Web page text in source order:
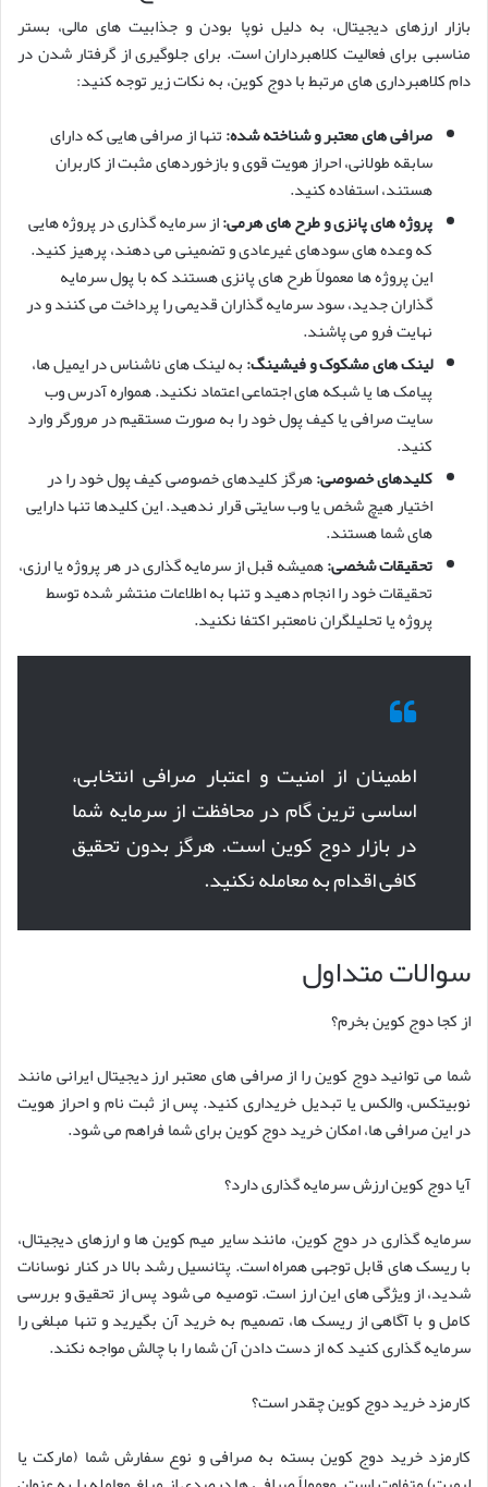
بازار ارزهای دیجیتال، به دلیل نوپا بودن و جذابیت های مالی، بستر
مناسبی برای فعالیت کلاهبرداران است. برای جلوگیری از گرفتار شدن در
دام کلاهبرداری های مرتبط با دوج کوین، به نکات زیر توجه کنید:
صرافی های معتبر و شناخته شده:تنها از صرافی هایی که دارای
سابقه طولانی، احراز هویت قوی و بازخوردهای مثبت از کاربران
هستند، استفاده کنید.
پروژه های پانزی و طرح های هرمی:از سرمایه گذاری در پروژه هایی
که وعده های سودهای غیرعادی و تضمینی می دهند، پرهیز کنید.
این پروژه ها معمولاً طرح های پانزی هستند که با پول سرمایه
گذاران جدید، سود سرمایه گذاران قدیمی را پرداخت می کنند و در
نهایت فرو می پاشند.
لینک های مشکوک و فیشینگ:به لینک های ناشناس در ایمیل ها،
پیامک ها یا شبکه های اجتماعی اعتماد نکنید. همواره آدرس وب
سایت صرافی یا کیف پول خود را به صورت مستقیم در مرورگر وارد
کنید.
کلیدهای خصوصی:هرگز کلیدهای خصوصی کیف پول خود را در
اختیار هیچ شخص یا وب سایتی قرار ندهید. این کلیدها تنها دارایی
های شما هستند.
تحقیقات شخصی:همیشه قبل از سرمایه گذاری در هر پروژه یا ارزی،
تحقیقات خود را انجام دهید و تنها به اطلاعات منتشر شده توسط
پروژه یا تحلیلگران نامعتبر اکتفا نکنید.
اطمینان از امنیت و اعتبار صرافی انتخابی،
اساسی ترین گام در محافظت از سرمایه شما
در بازار دوج کوین است. هرگز بدون تحقیق
کافی اقدام به معامله نکنید.
سوالات متداول
از کجا دوج کوین بخرم؟
شما می توانید دوج کوین را از صرافی های معتبر ارز دیجیتال ایرانی مانند
نوبیتکس، والکس یا تبدیل خریداری کنید. پس از ثبت نام و احراز هویت
در این صرافی ها، امکان خرید دوج کوین برای شما فراهم می شود.
آیا دوج کوین ارزش سرمایه گذاری دارد؟
سرمایه گذاری در دوج کوین، مانند سایر میم کوین ها و ارزهای دیجیتال،
با ریسک های قابل توجهی همراه است. پتانسیل رشد بالا در کنار نوسانات
شدید، از ویژگی های این ارز است. توصیه می شود پس از تحقیق و بررسی
کامل و با آگاهی از ریسک ها، تصمیم به خرید آن بگیرید و تنها مبلغی را
سرمایه گذاری کنید که از دست دادن آن شما را با چالش مواجه نکند.
کارمزد خرید دوج کوین چقدر است؟
کارمزد خرید دوج کوین بسته به صرافی و نوع سفارش شما (مارکت یا